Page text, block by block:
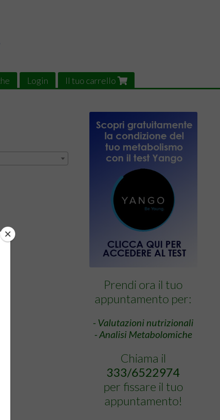
Login Il tuo carrello
Prendi ora il tuo
appuntamento per:
- Valutazioni nutrizionali
- Analisi Metabolomiche
Chiama il
333/6522974
per fissare il tuo
appuntamento!